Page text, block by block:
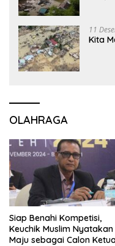
11
Kita
OLAHRAGA
Siap Benahi Kompetisi,
Keuchik Muslim Nyatakan
Maju sebagai Calon